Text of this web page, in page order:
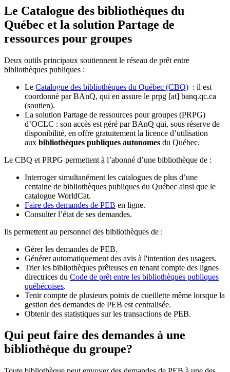
Le Catalogue des bibliothèques du
Québec et la solution Partage de
ressources pour groupes
Deux outils principaux soutiennent le réseau de prêt entre
bibliothèques publiques :
Le Catalogue des bibliothèques du Québec (CBQ) : il est
coordonné par BAnQ, qui en assure le prpg [at] banq.qc.ca
(soutien).
La solution Partage de ressources pour groupes (PRPG)
d’OCLC : son accès est géré par BAnQ qui, sous réserve de
disponibilité, en offre gratuitement la licence d’utilisation
aux bibliothèques publiques autonomes du Québec.
Le CBQ et PRPG permettent à l’abonné d’une bibliothèque de :
Interroger simultanément les catalogues de plus d’une
centaine de bibliothèques publiques du Québec ainsi que le
catalogue WorldCat.
Faire des demandes de PEB en ligne.
Consulter l’état de ses demandes.
Ils permettent au personnel des bibliothèques de :
Gérer les demandes de PEB.
Générer automatiquement des avis à l'intention des usagers.
Trier les bibliothèques prêteuses en tenant compte des lignes
directrices du Code de prêt entre les bibliothèques publiques
québécoises.
Tenir compte de plusieurs points de cueillette même lorsque la
gestion des demandes de PEB est centralisée.
Obtenir des statistiques sur les transactions de PEB.
Qui peut faire des demandes à une
bibliothèque du groupe?